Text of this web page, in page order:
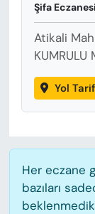
Şifa Eczanesi
Atikali
KUMRULU
Yol
Her eczane
bazıları